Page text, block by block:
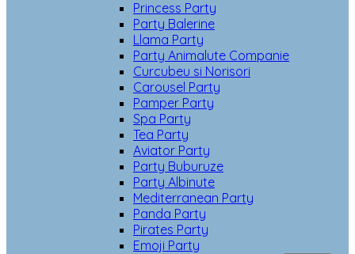
Princess Party
Party Balerine
Llama Party
Party Animalute Companie
Curcubeu si Norisori
Carousel Party
Pamper Party
Spa Party
Tea Party
Aviator Party
Party Buburuze
Party Albinute
Mediterranean Party
Panda Party
Pirates Party
Emoji Party